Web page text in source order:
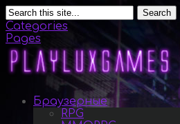
Search
Categories
Pages
Браузерные
RPG